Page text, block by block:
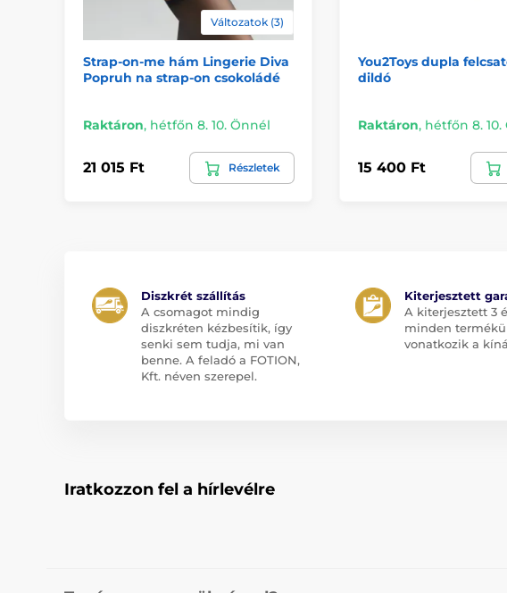
Változatok (3)
Strap-on-me hám Lingerie Diva
Popruh na strap-on csokoládé
Raktáron, hétfőn 8. 10. Önnél
21 015 Ft Részletek
You2Toys dupla
dildó
Raktáron, hétfőn 8. 10.
15 400 Ft
Diszkrét szállítás
A csomagot mindig
diszkréten kézbesítik, így
senki sem tudja, mi van
benne. A feladó a FOTION,
Kft. néven szerepel.
Kiterjesztett
A kiterjesztett 3
minden
vonatkozik a
Iratkozzon fel a hírlevélre